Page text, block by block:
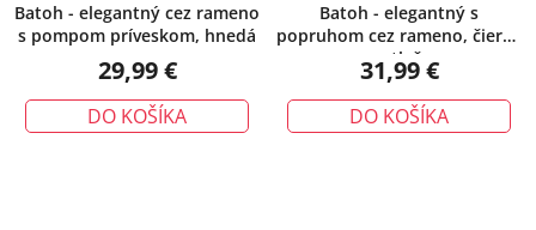
Batoh - elegantný cez rameno
s pompom príveskom, hnedá
29,99 €
DO KOŠÍKA
Batoh - elegantný s
popruhom cez rameno, čierny
s potlačou
31,99 €
DO KOŠÍKA